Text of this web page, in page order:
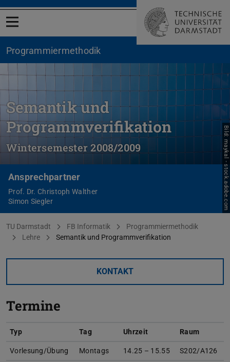
Menü öffnen
Programmiermethodik
Semantik und
Programmverifikation
Wintersemester 2008/2009
Ansprechpartner
Prof. Dr. Christoph Walther
Simon Siegler
Bild: maykal - stock.adobe.com
Sie befinden sich hier:
TU Darmstadt FB Informatik
Programmiermethodik
Lehre
Semantik und Programmverifikation
KONTAKT
Termine
Typ Tag Uhrzeit Raum
Vorlesung/Übung Montags 14.25 – 15.55 S202/A126